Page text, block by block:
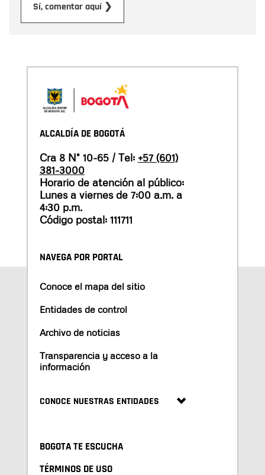
Sí, comentar aquí ❯
ALCALDÍA DE BOGOTÁ
Cra 8 N° 10-65 / Tel: +57 (601)
381-3000
Horario de atención al público:
Lunes a viernes de 7:00 a.m. a
4:30 p.m.
Código postal: 111711
NAVEGA POR PORTAL
Conoce el mapa del sitio
Entidades de control
Archivo de noticias
Transparencia y acceso a la
información
CONOCE NUESTRAS ENTIDADES
BOGOTA TE ESCUCHA
TÉRMINOS DE USO